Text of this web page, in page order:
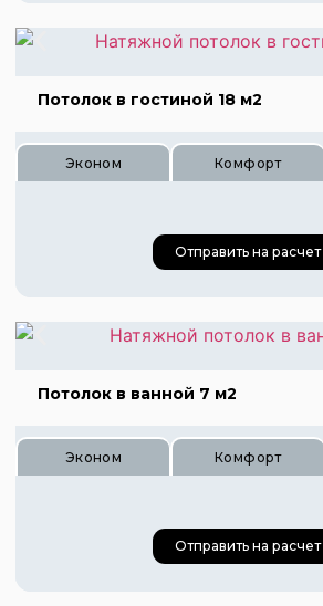
Цена 1120 руб.
Потолок в гостиной 18 м2
Эконом Комфорт
Цена 540 руб.
Цена 810 руб.
Цена 1080 руб.
Отправить на расчет
Потолок в ванной 7 м2
Эконом Комфорт
Отправить на расчет